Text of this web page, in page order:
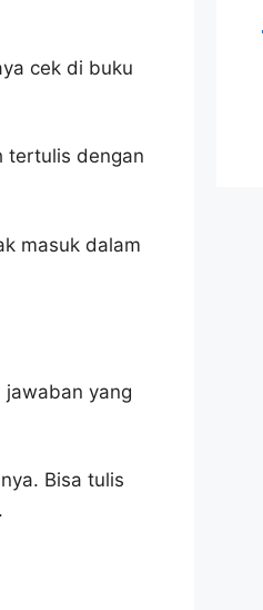
cek di buku
tertulis dengan
masuk dalam
jawaban yang
Bisa tulis